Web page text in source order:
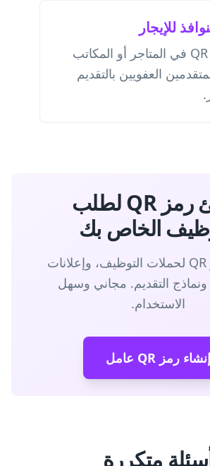
للإيجار
ضع رموز QR في المتاجر أو المكاتب
العفويين بالتقديم
أنشئ رمز QR لطلب
الخاص بك
أنشئ رموز QR لحملات التوظيف، وإعلانات
ونماذج التقديم. مجاني وسهل
الاستخدام.
إنشاء رمز QR عامل
متكررة